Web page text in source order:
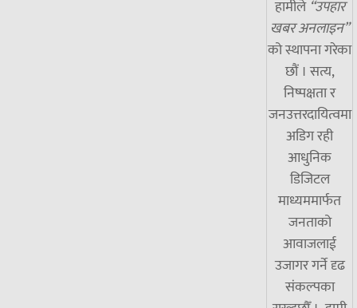
हामीले “उपहार
खबर अनलाइन”
को स्थापना गरेका
छौं । सत्य,
निष्पक्षता र
जनउत्तरदायित्वमा
अडिग रही
आधुनिक
डिजिटल
माध्यममार्फत
जनताको
आवाजलाई
उजागर गर्ने दृढ
संकल्पका